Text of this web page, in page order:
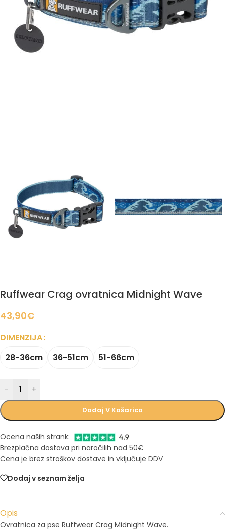
Ruffwear Crag ovratnica Midnight Wave
43,90€
DIMENZIJA
28-36cm
36-51cm 51-66cm
- +
Dodaj V Košarico
Ocena naših strank:
Brezplačna dostava pri naročilih nad 50€
Cena je brez stroškov dostave in vključuje DDV
Dodaj v seznam želja
Opis
Ovratnica za pse Ruffwear Crag Midnight Wave.